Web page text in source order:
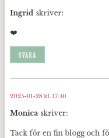
Ingrid skriver:
❤️
SVARA
Monica skriver:
2025-01-28 kl. 17:40
Tack för en fin blogg och